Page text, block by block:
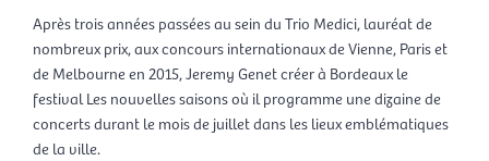
Après trois années passées au sein du Trio Medici, lauréat de
nombreux prix, aux concours internationaux de Vienne, Paris et
de Melbourne en 2015, Jeremy Genet créer à Bordeaux le
festival Les nouvelles saisons où il programme une dizaine de
concerts durant le mois de juillet dans les lieux emblématiques
de la ville.